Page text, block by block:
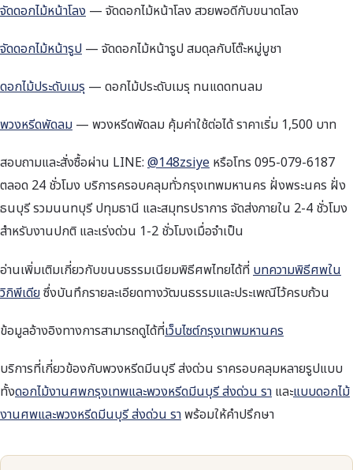
จัดดอกไม้หน้าโลง — จัดดอกไม้หน้าโลง สวยพอดีกับขนาดโลง
จัดดอกไม้หน้ารูป — จัดดอกไม้หน้ารูป สมดุลกับโต๊ะหมู่บูชา
ดอกไม้ประดับเมรุ — ดอกไม้ประดับเมรุ ทนแดดทนลม
พวงหรีดพัดลม — พวงหรีดพัดลม คุ้มค่าใช้ต่อได้ ราคาเริ่ม 1,500 บาท
สอบถามและสั่งซื้อผ่าน LINE: @148zsiye หรือโทร 095-079-6187
ตลอด 24 ชั่วโมง บริการครอบคลุมทั่วกรุงเทพมหานคร ฝั่งพระนคร ฝั่ง
ธนบุรี รวมนนทบุรี ปทุมธานี และสมุทรปราการ จัดส่งภายใน 2-4 ชั่วโมง
สำหรับงานปกติ และเร่งด่วน 1-2 ชั่วโมงเมื่อจำเป็น
อ่านเพิ่มเติมเกี่ยวกับขนบธรรมเนียมพิธีศพไทยได้ที่ บทความพิธีศพใน
วิกิพีเดียซึ่งบันทึกรายละเอียดทางวัฒนธรรมและประเพณีไว้ครบถ้วน
ข้อมูลอ้างอิงทางการสามารถดูได้ที่เว็บไซต์กรุงเทพมหานคร
บริการที่เกี่ยวข้องกับพวงหรีดมีนบุรี ส่งด่วน ราครอบคลุมหลายรูปแบบ
ทั้งดอกไม้งานศพกรุงเทพและพวงหรีดมีนบุรี ส่งด่วน รา และแบบดอกไม้
งานศพและพวงหรีดมีนบุรี ส่งด่วน ราพร้อมให้คำปรึกษา